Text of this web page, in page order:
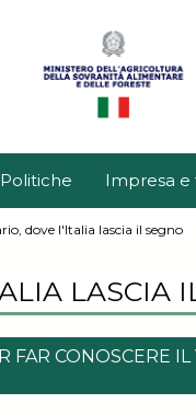
Politiche Impresa e
dove l'Italia lascia il segno
LASCIA
FAR CONOSCERE